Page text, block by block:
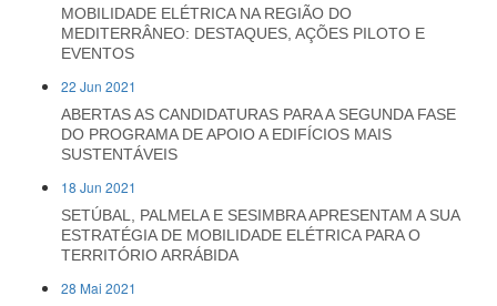
MOBILIDADE ELÉTRICA NA REGIÃO DO
MEDITERRÂNEO: DESTAQUES, AÇÕES PILOTO E
EVENTOS
22 Jun 2021
ABERTAS AS CANDIDATURAS PARA A SEGUNDA FASE
DO PROGRAMA DE APOIO A EDIFÍCIOS MAIS
SUSTENTÁVEIS
18 Jun 2021
SETÚBAL, PALMELA E SESIMBRA APRESENTAM A SUA
ESTRATÉGIA DE MOBILIDADE ELÉTRICA PARA O
TERRITÓRIO ARRÁBIDA
28 Mai 2021